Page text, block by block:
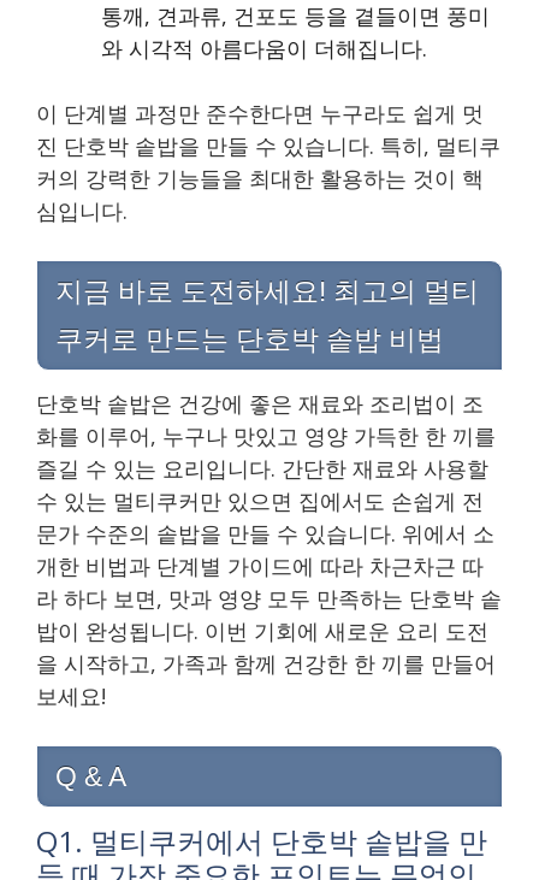
통깨, 견과류, 건포도 등을 곁들이면 풍미
와 시각적 아름다움이 더해집니다.
이 단계별 과정만 준수한다면 누구라도 쉽게 멋
진 단호박 솥밥을 만들 수 있습니다. 특히, 멀티쿠
커의 강력한 기능들을 최대한 활용하는 것이 핵
심입니다.
지금 바로 도전하세요! 최고의 멀티
쿠커로 만드는 단호박 솥밥 비법
단호박 솥밥은 건강에 좋은 재료와 조리법이 조
화를 이루어, 누구나 맛있고 영양 가득한 한 끼를
즐길 수 있는 요리입니다. 간단한 재료와 사용할
수 있는 멀티쿠커만 있으면 집에서도 손쉽게 전
문가 수준의 솥밥을 만들 수 있습니다. 위에서 소
개한 비법과 단계별 가이드에 따라 차근차근 따
라 하다 보면, 맛과 영양 모두 만족하는 단호박 솥
밥이 완성됩니다. 이번 기회에 새로운 요리 도전
을 시작하고, 가족과 함께 건강한 한 끼를 만들어
보세요!
Q & A
Q1. 멀티쿠커에서 단호박 솥밥을 만